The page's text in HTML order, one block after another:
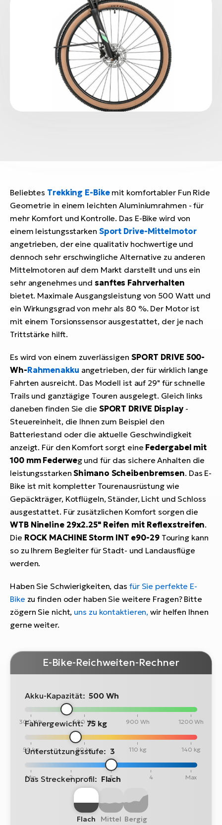
Beliebtes Trekking E-Bikemit komfortabler Fun Ride
Geometrie in einem leichten Aluminiumrahmen - für
mehr Komfort und Kontrolle. Das E-Bike wird von
einem leistungsstarken Sport Drive-Mittelmotor
angetrieben, der eine qualitativ hochwertige und
dennoch sehr erschwingliche Alternative zu anderen
Mittelmotoren auf dem Markt darstellt und uns ein
sehr angenehmes und sanftes Fahrverhalten
bietet. Maximale Ausgangsleistung von 500 Watt und
ein Wirkungsgrad von mehr als 80 %. Der Motor ist
mit einem Torsionssensor ausgestattet, der je nach
Trittstärke hilft.
Es wird von einem zuverlässigen SPORT DRIVE 500-
Wh-Rahmenakku angetrieben, der für wirklich lange
Fahrten ausreicht. Das Modell ist auf 29" für schnelle
Trails und ganztägige Touren ausgelegt. Gleich links
daneben finden Sie die SPORT DRIVE Display-
Steuereinheit, die Ihnen zum Beispiel den
Batteriestand oder die aktuelle Geschwindigkeit
anzeigt. Für den Komfort sorgt eine Federgabel mit
100 mm Federweg und für das sichere Anhalten die
leistungsstarkenShimano Scheibenbremsen. Das E-
Bike ist mit kompletter Tourenausrüstung wie
Gepäckträger, Kotflügeln, Ständer, Licht und Schloss
ausgestattet. Für zusätzlichen Komfort sorgen die
WTB Nineline 29x2.25" Reifen mit Reflexstreifen.
Die ROCK MACHINE Storm INT e90-29Touring kann
so zu Ihrem Begleiter für Stadt- und Landausflüge
werden.
Haben Sie Schwierigkeiten, das für Sie perfekte E-
Bike zu finden oder haben Sie weitere Fragen? Bitte
zögern Sie nicht, uns zu kontaktieren, wir helfen Ihnen
gerne weiter.
E-Bike-Reichweiten-Rechner
Akku-Kapazität: 500 Wh
300 Wh 600 Wh 900 Wh 1200 Wh
Fahrergewicht: 75 kg
50 kg 80 kg 110 kg 140 kg
Unterstützungsstufe: 3
Min 2 3 4 Max
Das Streckenprofil: Flach
Flach Mittel Bergig